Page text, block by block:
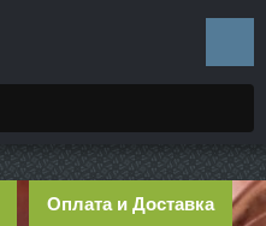
Оплата и Доставка